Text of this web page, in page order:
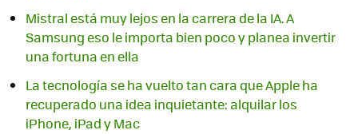
Mistral está muy lejos en la carrera de la IA. A
Samsung eso le importa bien poco y planea invertir
una fortuna en ella
La tecnología se ha vuelto tan cara que Apple ha
recuperado una idea inquietante: alquilar los
iPhone, iPad y Mac